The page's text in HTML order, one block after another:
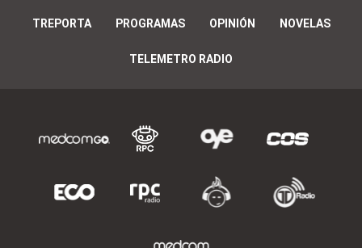
TREPORTA PROGRAMAS OPINIÓN NOVELAS
TELEMETRO RADIO